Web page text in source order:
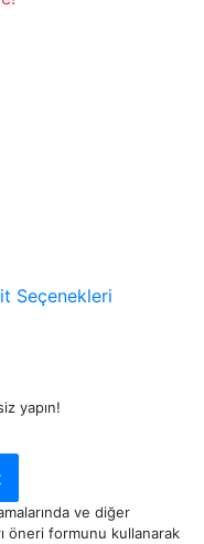
Seçenekleri
yapın!
ve diğer
öneri formunu kullanarak